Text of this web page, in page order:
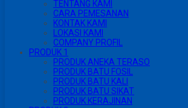
TENTANG KAMI
CARA PEMESANAN
KONTAK KAMI
LOKASI KAMI
COMPANY PROFIL
PRODUK 1
PRODUK ANEKA TERASO
PRODUK BATU FOSIL
PRODUK BATU KALI
PRODUK BATU SIKAT
PRODUK KERAJINAN